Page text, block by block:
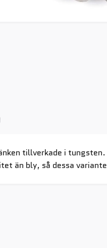
tillverkade i
än bly, så dessa